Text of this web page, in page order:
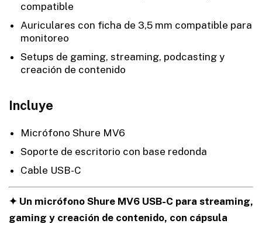
compatible
Auriculares con ficha de 3,5 mm compatible para
monitoreo
Setups de gaming, streaming, podcasting y
creación de contenido
Incluye
Micrófono Shure MV6
Soporte de escritorio con base redonda
Cable USB-C
✦ Un micrófono Shure MV6 USB-C para streaming,
gaming y creación de contenido, con cápsula